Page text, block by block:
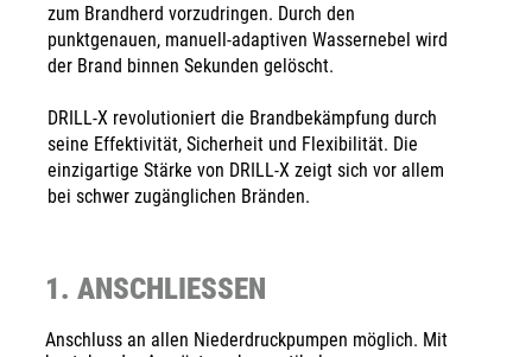
zum Brandherd vorzudringen. Durch den
punktgenauen, manuell-adaptiven Wassernebel wird
der Brand binnen Sekunden gelöscht.
DRILL-X revolutioniert die Brandbekämpfung durch
seine Effektivität, Sicherheit und Flexibilität. Die
einzigartige Stärke von DRILL-X zeigt sich vor allem
bei schwer zugänglichen Bränden.
1. ANSCHLIESSEN
Anschluss an allen Niederdruckpumpen möglich. Mit